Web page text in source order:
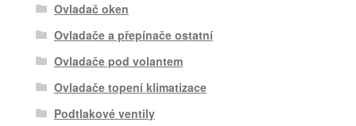
Ovladač oken
Ovladače a přepínače ostatní
Ovladače pod volantem
Ovladače topení klimatizace
Podtlakové ventily